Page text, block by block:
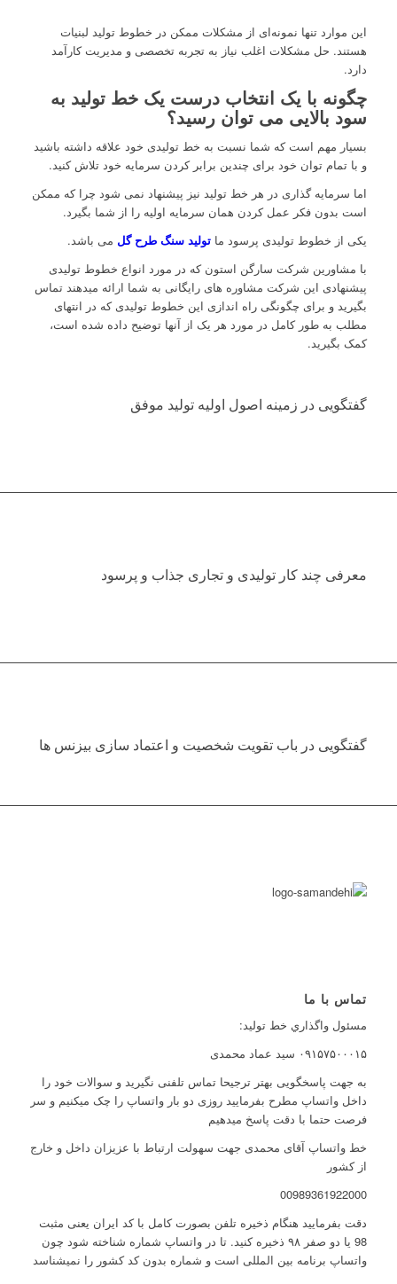
این موارد تنها نمونه‌ای از مشکلات ممکن در خطوط تولید لبنیات
هستند. حل مشکلات اغلب نیاز به تجربه تخصصی و مدیریت کارآمد
دارد.
چگونه با یک انتخاب درست یک خط تولید به
سود بالایی می توان رسید؟
بسیار مهم است که شما نسبت به خط تولیدی خود علاقه داشته باشید
و با تمام توان خود برای چندین برابر کردن سرمایه خود تلاش کنید.
اما سرمایه گذاری در هر خط تولید نیز پیشنهاد نمی شود چرا که ممکن
است بدون فکر عمل کردن همان سرمایه اولیه را از شما بگیرد.
یکی از خطوط تولیدی پرسود ما تولید سنگ طرح گل می باشد.
با مشاورین شرکت سارگن استون که در مورد انواع خطوط تولیدی
پیشنهادی این شرکت مشاوره های رایگانی به شما ارائه میدهند تماس
بگیرید و برای چگونگی راه اندازی این خطوط تولیدی که در انتهای
مطلب به طور کامل در مورد هر یک از آنها توضیح داده شده است،
کمک بگیرید.
گفتگویی در زمینه اصول اولیه تولید موفق
معرفی چند کار تولیدی و تجاری جذاب و پرسود
گفتگویی در باب تقویت شخصیت و اعتماد سازی بیزنس ها
تماس با ما
مسئول واگذاري خط توليد:
۰۹۱۵۷۵۰۰۰۱۵ سید عماد محمدی
به جهت پاسخگویی بهتر ترجیحا تماس تلفنی نگیرید و سوالات خود را
داخل واتساپ مطرح بفرمایید روزی دو بار واتساپ را چک میکنیم و سر
فرصت حتما با دقت پاسخ میدهیم
خط واتساپ آقای محمدی جهت سهولت ارتباط با عزیزان داخل و خارج
از کشور
00989361922000
دقت بفرمایید هنگام ذخیره تلفن بصورت کامل با کد ایران یعنی مثبت
98 یا دو صفر ۹۸ ذخیره کنید. تا در واتساپ شماره شناخته شود چون
واتساپ برنامه بین المللی است و شماره بدون کد کشور را نمیشناسد